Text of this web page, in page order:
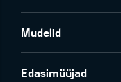
Mudelid
Edasimüüjad